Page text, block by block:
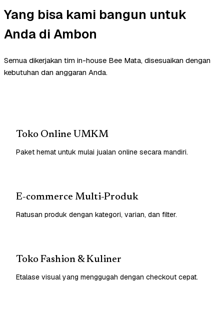
Yang bisa kami bangun untuk
Anda di Ambon
Semua dikerjakan tim in-house Bee Mata, disesuaikan dengan
kebutuhan dan anggaran Anda.
Toko Online UMKM
Paket hemat untuk mulai jualan online secara mandiri.
E-commerce Multi-Produk
Ratusan produk dengan kategori, varian, dan filter.
Toko Fashion & Kuliner
Etalase visual yang menggugah dengan checkout cepat.